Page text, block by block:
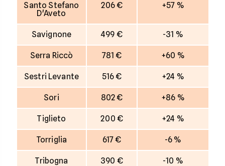
Santo Stefano
D'Aveto
206 € +57 %
Savignone 499 € -31 %
Serra Riccò 781 € +60 %
Sestri Levante 516 € +24 %
Sori 802 € +86 %
Tiglieto 200 € +24 %
Torriglia 617 € -6 %
Tribogna 390 € -10 %